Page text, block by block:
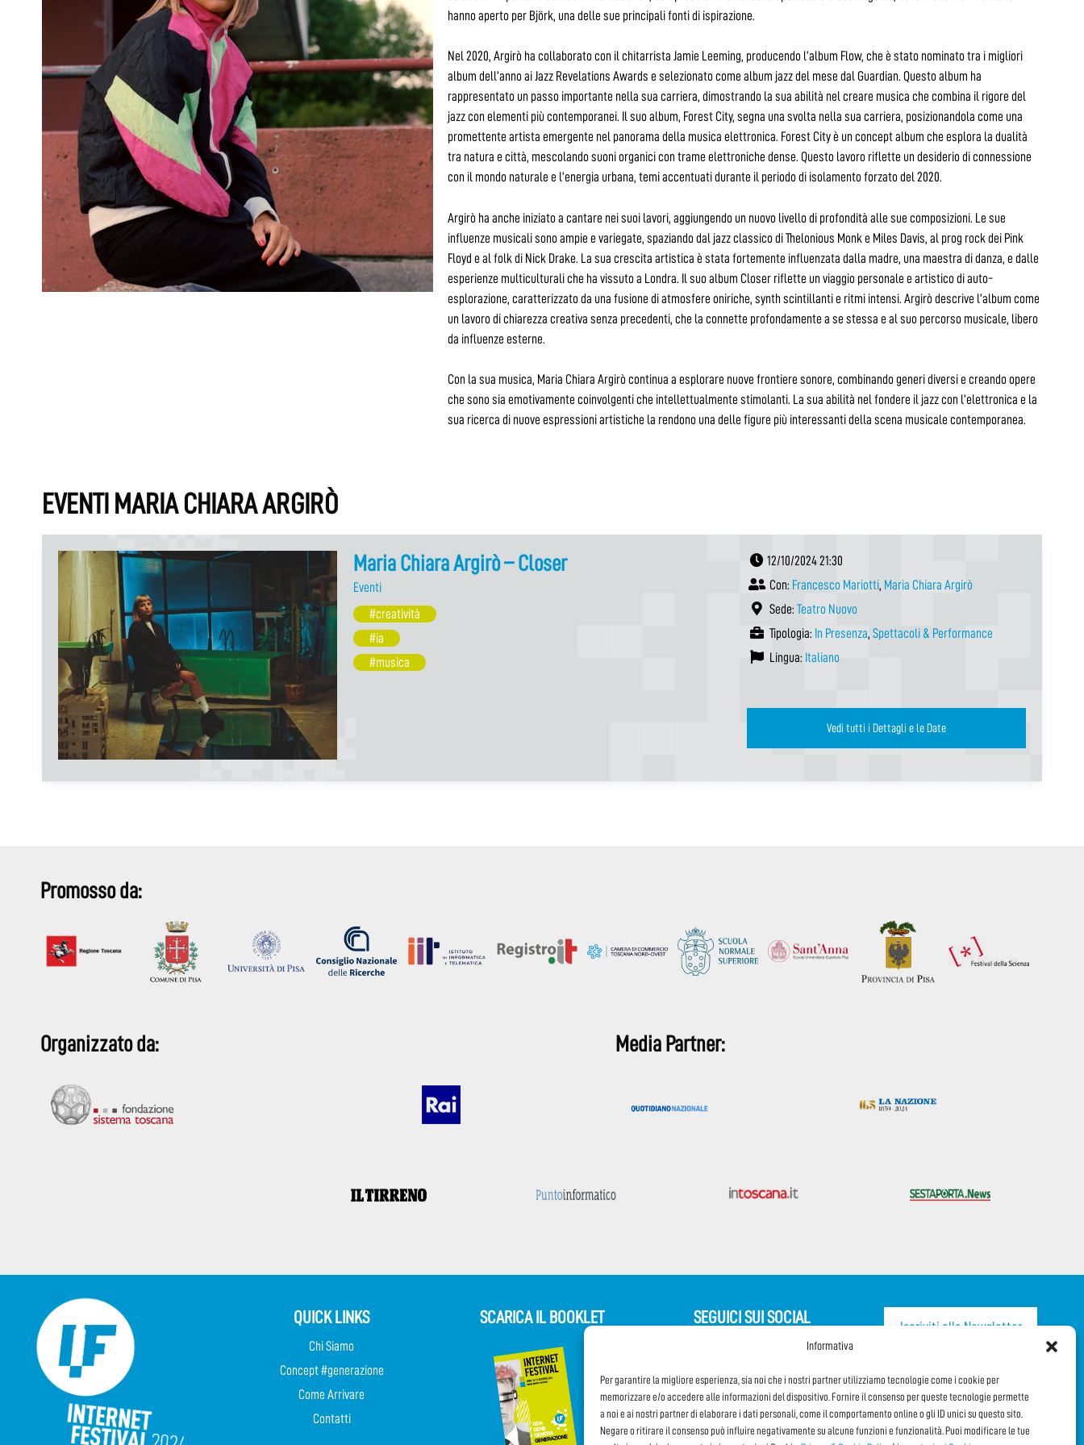
Informativa
Per garantire la migliore esperienza, sia noi che i nostri partner utilizziamo tecnologie come i cookie per
memorizzare e/o accedere alle informazioni del dispositivo. Fornire il consenso per queste tecnologie permette
a noi e ai nostri partner di elaborare i dati personali, come il comportamento online o gli ID unici su questo sito.
Negare o ritirare il consenso può influire negativamente su alcune funzioni e funzionalità. Puoi modificare le tue
hanno aperto per Björk, una delle sue principali fonti di ispirazione.
Nel 2020, Argirò ha collaborato con il chitarrista Jamie Leeming, producendo l’album Flow, che è stato nominato tra i migliori
album dell’anno ai Jazz Revelations Awards e selezionato come album jazz del mese dal Guardian. Questo album ha
rappresentato un passo importante nella sua carriera, dimostrando la sua abilità nel creare musica che combina il rigore del
jazz con elementi più contemporanei. Il suo album, Forest City, segna una svolta nella sua carriera, posizionandola come una
promettente artista emergente nel panorama della musica elettronica. Forest City è un concept album che esplora la dualità
tra natura e città, mescolando suoni organici con trame elettroniche dense. Questo lavoro riflette un desiderio di connessione
con il mondo naturale e l’energia urbana, temi accentuati durante il periodo di isolamento forzato del 2020.
Argirò ha anche iniziato a cantare nei suoi lavori, aggiungendo un nuovo livello di profondità alle sue composizioni. Le sue
influenze musicali sono ampie e variegate, spaziando dal jazz classico di Thelonious Monk e Miles Davis, al prog rock dei Pink
Floyd e al folk di Nick Drake. La sua crescita artistica è stata fortemente influenzata dalla madre, una maestra di danza, e dalle
esperienze multiculturali che ha vissuto a Londra. Il suo album Closer riflette un viaggio personale e artistico di auto-
esplorazione, caratterizzato da una fusione di atmosfere oniriche, synth scintillanti e ritmi intensi. Argirò descrive l’album come
un lavoro di chiarezza creativa senza precedenti, che la connette profondamente a se stessa e al suo percorso musicale, libero
da influenze esterne.
Con la sua musica, Maria Chiara Argirò continua a esplorare nuove frontiere sonore, combinando generi diversi e creando opere
che sono sia emotivamente coinvolgenti che intellettualmente stimolanti. La sua abilità nel fondere il jazz con l’elettronica e la
sua ricerca di nuove espressioni artistiche la rendono una delle figure più interessanti della scena musicale contemporanea.
EVENTI MARIA CHIARA ARGIRÒ
Maria Chiara Argirò – Closer
Eventi
#creatività
#ia
#musica
12/10/2024 21:30
Con: Francesco Mariotti, Maria Chiara Argirò
Sede: Teatro Nuovo
Tipologia: In Presenza, Spettacoli & Performance
Lingua: Italiano
Vedi tutti i Dettagli e le Date
Promosso da:
Organizzato da: Media Partner:
QUICK LINKS
Chi Siamo
Concept #generazione
Come Arrivare
Contatti
SCARICA IL BOOKLET SEGUICI SUI SOCIAL
Iscriviti alla Newsletter
CONDIVIDI QUESTA PAGINA!
FacebookWhatsAppEmail